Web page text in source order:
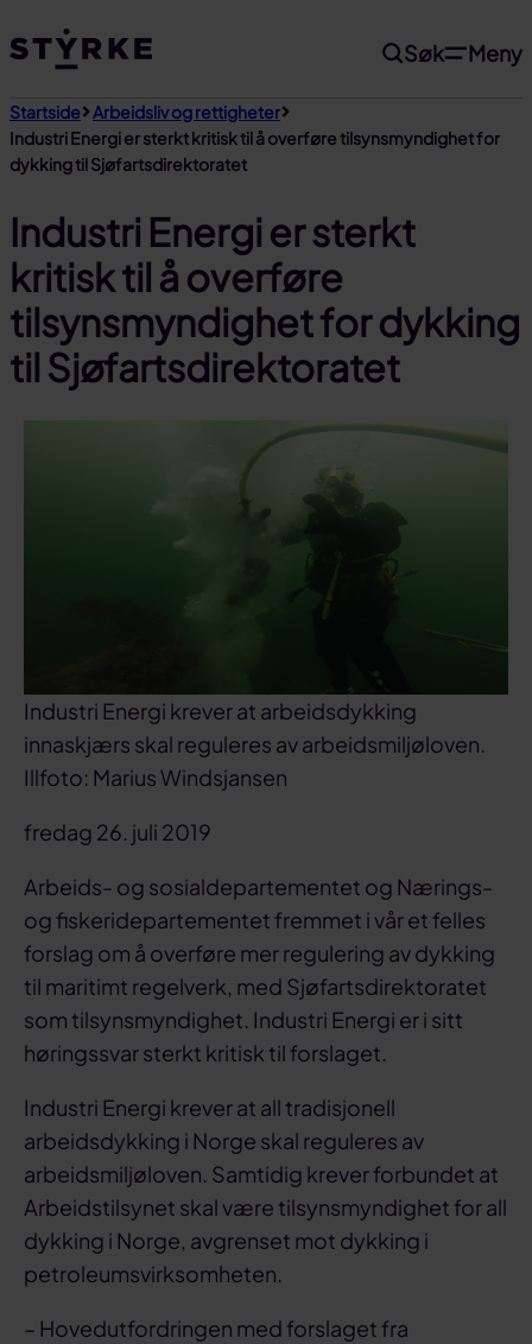
til
Søk Meny
Startside Arbeidsliv og rettigheter
Industri Energi er sterkt kritisk til å overføre tilsynsmyndighet for
dykking til Sjøfartsdirektoratet
Industri Energi er sterkt
kritisk til å overføre
tilsynsmyndighet for dykking
til Sjøfartsdirektoratet
Industri Energi krever at arbeidsdykking
innaskjærs skal reguleres av arbeidsmiljøloven.
Illfoto: Marius Windsjansen
fredag 26. juli 2019
Arbeids- og sosialdepartementet og Nærings-
og fiskeridepartementet fremmet i vår et felles
forslag om å overføre mer regulering av dykking
til maritimt regelverk, med Sjøfartsdirektoratet
som tilsynsmyndighet. Industri Energi er i sitt
høringssvar sterkt kritisk til forslaget.
Industri Energi krever at all tradisjonell
arbeidsdykking i Norge skal reguleres av
arbeidsmiljøloven. Samtidig krever forbundet at
Arbeidstilsynet skal være tilsynsmyndighet for all
dykking i Norge, avgrenset mot dykking i
petroleumsvirksomheten.
– Hovedutfordringen med forslaget fra